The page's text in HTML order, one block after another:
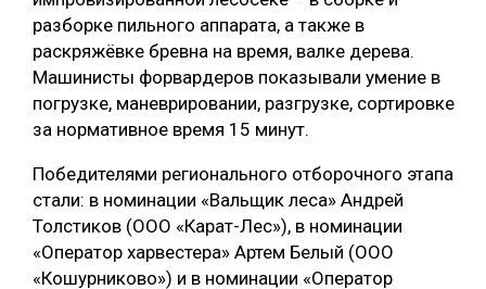
СУШКА ДРЕВЕСИНЫ
МЕБЕЛЬНОЕ ПРОИЗВОДСТВО
разборке пильного аппарата, а также в
раскряжёвке бревна на время, валке дерева.
Машинисты форвардеров показывали умение в
погрузке, маневрировании, разгрузке, сортировке
за нормативное время 15 минут.
Победителями регионального отборочного этапа
стали: в номинации «Вальщик леса» Андрей
Толстиков (ООО «Карат-Лес»), в номинации
«Оператор харвестера» Артем Белый (ООО
«Кошурниково») и в номинации «Оператор